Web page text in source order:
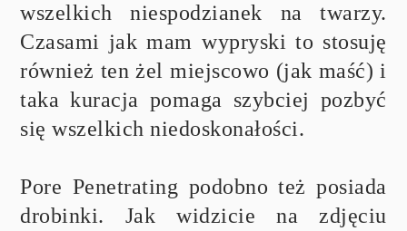
wszelkich niespodzianek na twarzy.
Czasami jak mam wypryski to stosuję
również ten żel miejscowo (jak maść) i
taka kuracja pomaga szybciej pozbyć
się wszelkich niedoskonałości.
Pore Penetrating podobno też posiada
drobinki. Jak widziciena zdjęciu